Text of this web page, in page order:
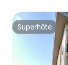
Superhôte
Superhôte